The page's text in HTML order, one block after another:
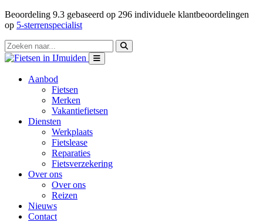
Beoordeling 9.3 gebaseerd op 296 individuele klantbeoordelingen
op 5-sterrenspecialist
Aanbod
Fietsen
Merken
Vakantiefietsen
Diensten
Werkplaats
Fietslease
Reparaties
Fietsverzekering
Over ons
Over ons
Reizen
Nieuws
Contact